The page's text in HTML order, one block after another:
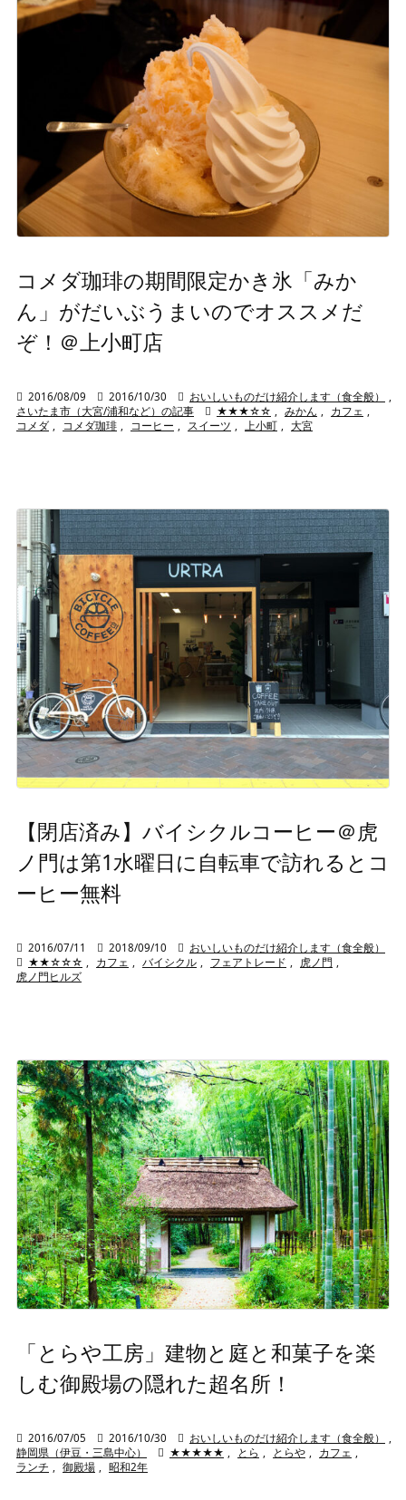
コメダ珈琲の期間限定かき氷「みか
ん」がだいぶうまいのでオススメだ
ぞ！＠上小町店
 2016/08/09  2016/10/30  おいしいものだけ紹介します（食全般）
さいたま市（大宮/浦和など）の記事
 ★★★☆☆ みかん カフェ
コメダ
コメダ珈琲 コーヒー スイーツ 上小町 大宮
【閉店済み】バイシクルコーヒー＠虎
ノ門は第1水曜日に自転車で訪れるとコ
ーヒー無料
 2016/07/11  2018/09/10  おいしいものだけ紹介します（食全般）
 ★★☆☆☆ , カフェ , バイシクル , フェアトレード , 虎ノ門 ,
虎ノ門ヒルズ
「とらや工房」建物と庭と和菓子を楽
しむ御殿場の隠れた超名所！
 2016/07/05  2016/10/30  おいしいものだけ紹介します（食全般）
静岡県（伊豆・三島中心）
 ★★★★★ とら とらや カフェ
ランチ
御殿場 昭和2年